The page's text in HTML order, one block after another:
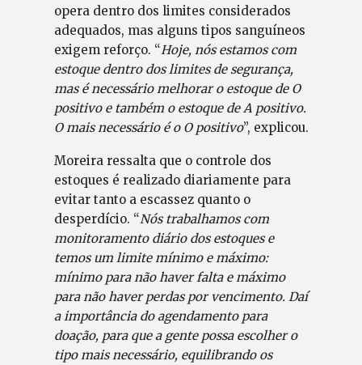
opera dentro dos limites considerados
adequados, mas alguns tipos sanguíneos
exigem reforço. “Hoje, nós estamos com
estoque dentro dos limites de segurança,
mas é necessário melhorar o estoque de O
positivo e também o estoque de A positivo.
O mais necessário é o O positivo”, explicou.
Moreira ressalta que o controle dos
estoques é realizado diariamente para
evitar tanto a escassez quanto o
desperdício. “Nós trabalhamos com
monitoramento diário dos estoques e
temos um limite mínimo e máximo:
mínimo para não haver falta e máximo
para não haver perdas por vencimento. Daí
a importância do agendamento para
doação, para que a gente possa escolher o
tipo mais necessário, equilibrando os